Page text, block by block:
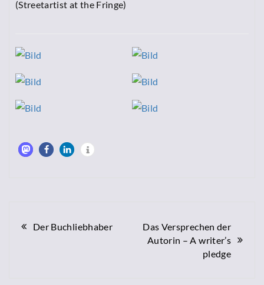
(Streetartist at the Fringe)
Beitragsnavigation
Der Buchliebhaber
Das Versprechen der
Autorin – A writer’s
pledge